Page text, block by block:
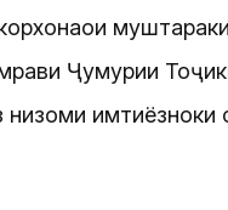
Ҷумҳурии
имтиёзноки